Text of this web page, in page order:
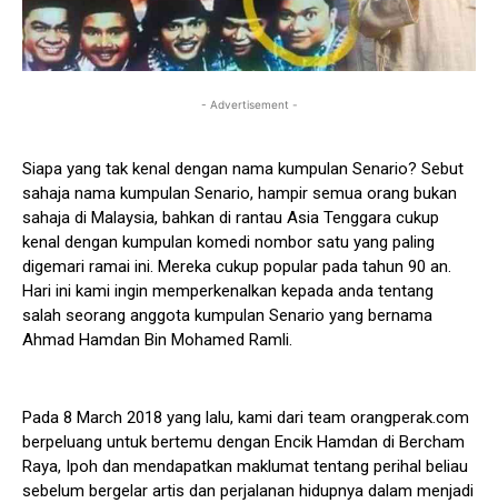
- Advertisement -
Siapa yang tak kenal dengan nama kumpulan Senario? Sebut
sahaja nama kumpulan Senario, hampir semua orang bukan
sahaja di Malaysia, bahkan di rantau Asia Tenggara cukup
kenal dengan kumpulan komedi nombor satu yang paling
digemari ramai ini. Mereka cukup popular pada tahun 90 an.
Hari ini kami ingin memperkenalkan kepada anda tentang
salah seorang anggota kumpulan Senario yang bernama
Ahmad Hamdan Bin Mohamed Ramli.
Pada 8 March 2018 yang lalu, kami dari team orangperak.com
berpeluang untuk bertemu dengan Encik Hamdan di Bercham
Raya, Ipoh dan mendapatkan maklumat tentang perihal beliau
sebelum bergelar artis dan perjalanan hidupnya dalam menjadi